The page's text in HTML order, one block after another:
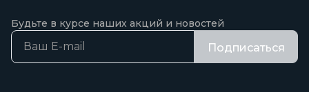
Будьте в курсе наших акций и новостей
Подписаться